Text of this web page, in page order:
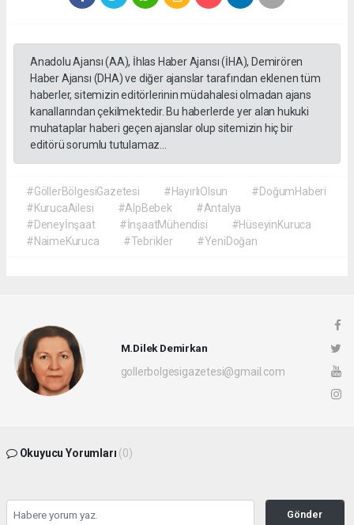
Anadolu Ajansı (AA), İhlas Haber Ajansı (İHA), Demirören
Haber Ajansı (DHA) ve diğer ajanslar tarafından eklenen tüm
haberler, sitemizin editörlerinin müdahalesi olmadan ajans
kanallarından çekilmektedir. Bu haberlerde yer alan hukuki
muhataplar haberi geçen ajanslar olup sitemizin hiç bir
editörü sorumlu tutulamaz...
#GöllerBölgesiGazetesi #HayırlıOlsun
#DoğumHaberi
#KurucaAilesi
#AlpBebek
#Antalya
#Deneyİnşaat
#İnşaatMühendisi
#HüseyinKuruca
#NaimeKuruca
#Tebrikler #YeniDoğan
M.Dilek Demirkan
gollerbolgesigazetesi@gmail.com
Okuyucu Yorumları (0)
Gönder